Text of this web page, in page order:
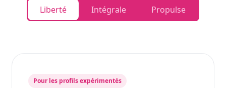
Liberté Intégrale Propulse
Pour les profils expérimentés